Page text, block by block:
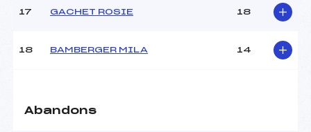
Catégorie :
U10
17 GACHET ROSIE 18
18 BAMBERGER MILA 14
Abandons